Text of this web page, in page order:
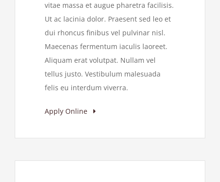
vitae massa et augue pharetra facilisis.
Ut ac lacinia dolor. Praesent sed leo et
dui rhoncus finibus vel pulvinar nisl.
Maecenas fermentum iaculis laoreet.
Aliquam erat volutpat. Nullam vel
tellus justo. Vestibulum malesuada
felis eu interdum viverra.
Apply Online